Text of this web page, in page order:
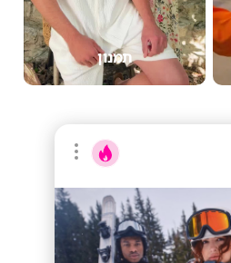
תמנון